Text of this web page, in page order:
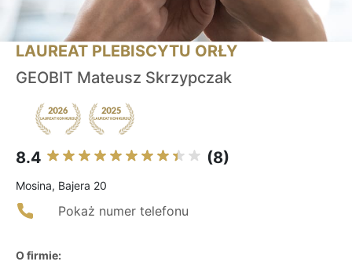
LAUREAT PLEBISCYTU ORŁY
GEOBIT Mateusz Skrzypczak
8.4 (8)
Mosina, Bajera 20
Pokaż numer telefonu
O firmie: